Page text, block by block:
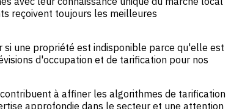
reçoivent toujours les meilleures
une propriété est indisponible parce qu'elle est
d'occupation et de tarification pour nos
à affiner les algorithmes de tarification
approfondie dans le secteur et une attention